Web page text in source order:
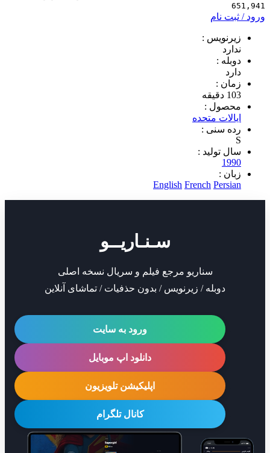
نام
:
:
متحده
سنی :
:
English French
سـنـاریــو
سناریو مرجع فیلم و سریال نسخه اصلی
دوبله / زیرنویس / بدون حذفیات / تماشای آنلاین
ورود به سایت
دانلود اپ موبایل
اپلیکیشن تلویزیون
کانال تلگرام